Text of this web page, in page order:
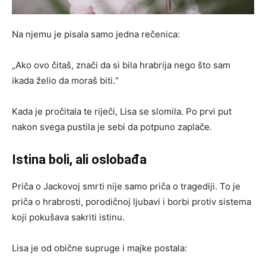
Na njemu je pisala samo jedna rečenica:
„Ako ovo čitaš, znači da si bila hrabrija nego što sam
ikada želio da moraš biti.“
Kada je pročitala te riječi, Lisa se slomila. Po prvi put
nakon svega pustila je sebi da potpuno zaplače.
Istina boli, ali oslobađa
Priča o Jackovoj smrti nije samo priča o tragediji. To je
priča o hrabrosti, porodičnoj ljubavi i borbi protiv sistema
koji pokušava sakriti istinu.
Lisa je od obične supruge i majke postala: